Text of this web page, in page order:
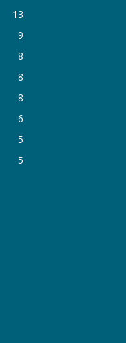
13
9
8
8
8
6
5
5